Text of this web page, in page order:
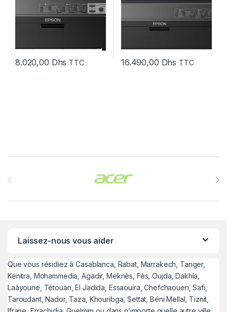
8.020,00 Dhs TTC 16.490,00 Dhs TTC
Laissez-nous vous aider
Que vous résidiez à Casablanca, Rabat, Marrakech, Tanger,
Kénitra, Mohammedia, Agadir, Meknès, Fès, Oujda, Dakhla,
Laâyoune, Tétouan, El Jadida, Essaouira, Chefchaouen, Safi,
Taroudant, Nador, Taza, Khouribga, Settat, Béni Mellal, Tiznit,